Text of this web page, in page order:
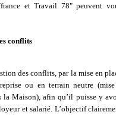
et Travail 78" peuvent
conflits
des conflits, par la mise en
ou en terrain neutre
la Maison), afin qu’il puisse y
et salarié. L’objectif